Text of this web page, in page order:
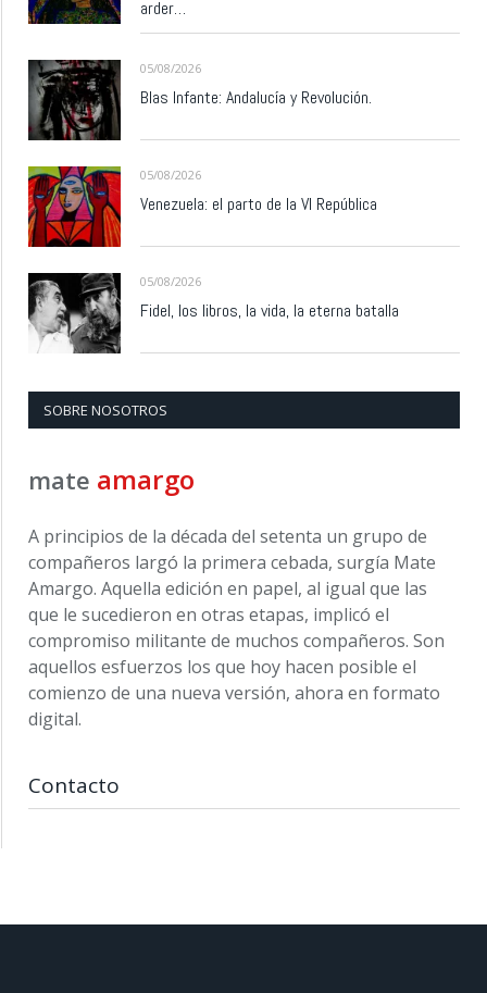
arder…
05/08/2026
Blas Infante: Andalucía y Revolución.
05/08/2026
Venezuela: el parto de la VI República
05/08/2026
Fidel, los libros, la vida, la eterna batalla
SOBRE NOSOTROS
mate amargo
A principios de la década del setenta un grupo de
compañeros largó la primera cebada, surgía Mate
Amargo. Aquella edición en papel, al igual que las
que le sucedieron en otras etapas, implicó el
compromiso militante de muchos compañeros. Son
aquellos esfuerzos los que hoy hacen posible el
comienzo de una nueva versión, ahora en formato
digital.
Contacto